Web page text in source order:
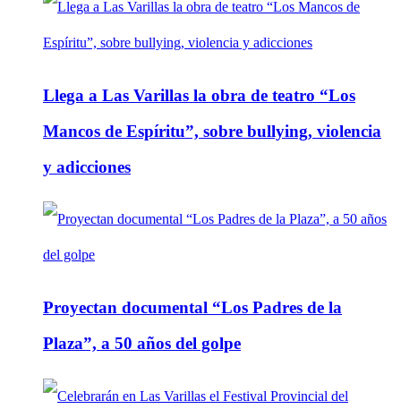
Llega a Las Varillas la obra de teatro “Los
Mancos de Espíritu”, sobre bullying, violencia
y adicciones
Proyectan documental “Los Padres de la
Plaza”, a 50 años del golpe